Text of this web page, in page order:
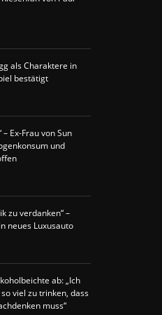
als Charaktere in
bestätigt
Ex-Frau von Sun
und
zu verdanken“ –
neues Luxusauto
ab: „Ich
viel zu trinken, dass
muss“